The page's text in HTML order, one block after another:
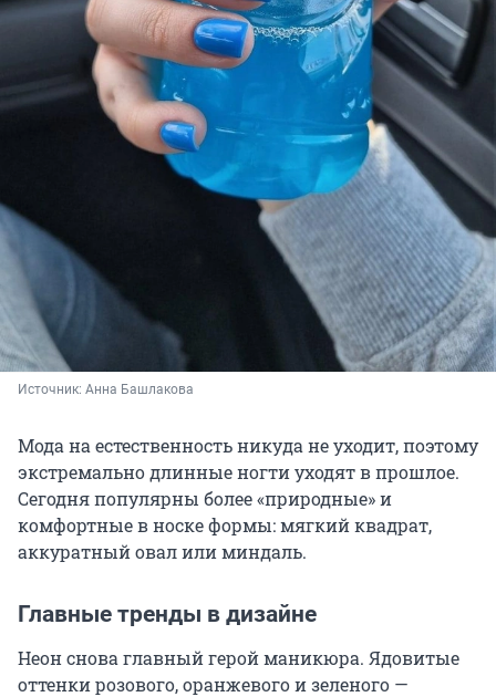
Источник: Анна Башлакова
Мода на естественность никуда не уходит, поэтому
экстремально длинные ногти уходят в прошлое.
Сегодня популярны более «природные» и
комфортные в носке формы: мягкий квадрат,
аккуратный овал или миндаль.
Главные тренды в дизайне
Неон снова главный герой маникюра. Ядовитые
оттенки розового, оранжевого и зеленого —